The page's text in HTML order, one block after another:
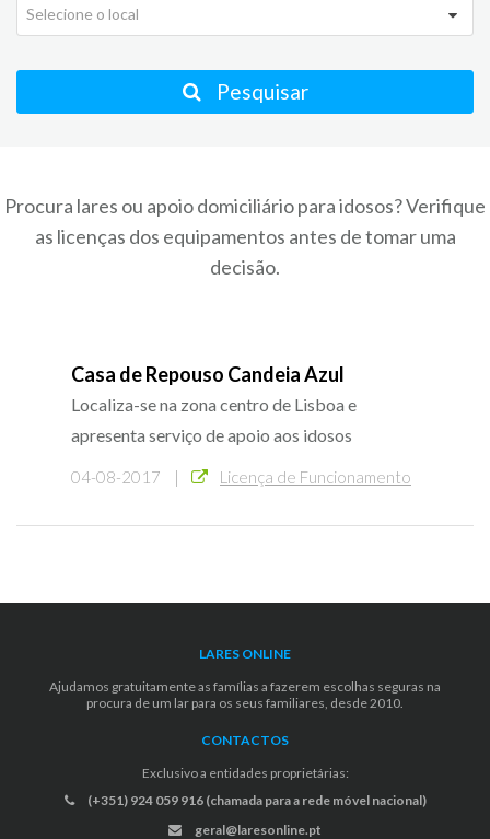
Selecione o local
Pesquisar
Procura lares ou apoio domiciliário para idosos? Verifique
as licenças dos equipamentos antes de tomar uma
decisão.
Casa de Repouso Candeia Azul
Localiza-se na zona centro de Lisboa e
apresenta serviço de apoio aos idosos
04-08-2017 | Licença de Funcionamento
LARES ONLINE
Ajudamos gratuitamente as famílias a fazerem escolhas seguras na
procura de um lar para os seus familiares, desde 2010.
CONTACTOS
Exclusivo a entidades proprietárias:
(+351) 924 059 916 (chamada para a rede móvel nacional)
geral@laresonline.pt